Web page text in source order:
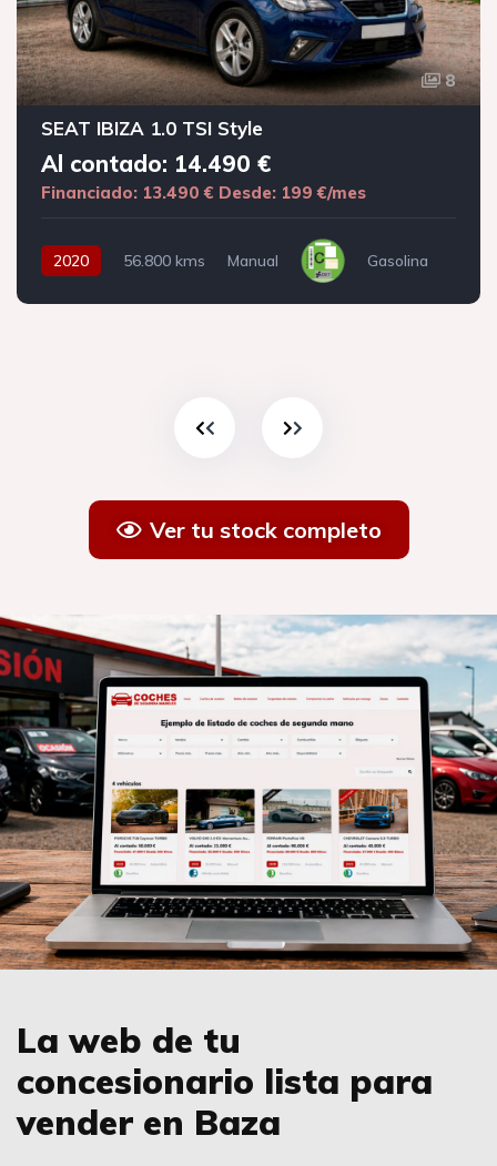
8
SEAT IBIZA 1.0 TSI Style
Al contado: 14.490 €
Financiado: 13.490 € Desde: 199 €/mes
2020 56.800 kms Manual Gasolina
Ver tu stock completo
La web de tu
concesionario lista para
vender en Baza